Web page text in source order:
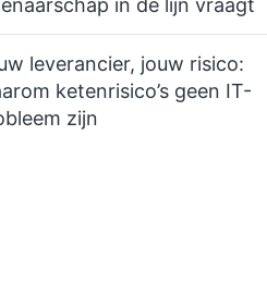
in de lijn vraagt
leverancier, jouw risico:
ketenrisico’s geen IT-
zijn